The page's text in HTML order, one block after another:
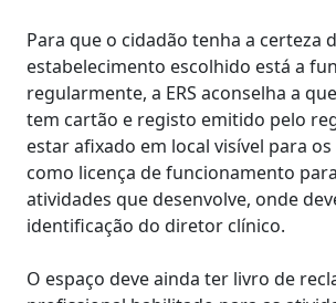
Para que o cidadão tenha a certeza
estabelecimento escolhido está a
regularmente, a ERS aconselha a
tem cartão e registo emitido pelo
estar afixado em local visível para
como licença de funcionamento
atividades que desenvolve, onde
identificação do diretor clínico.
O espaço deve ainda ter livro de